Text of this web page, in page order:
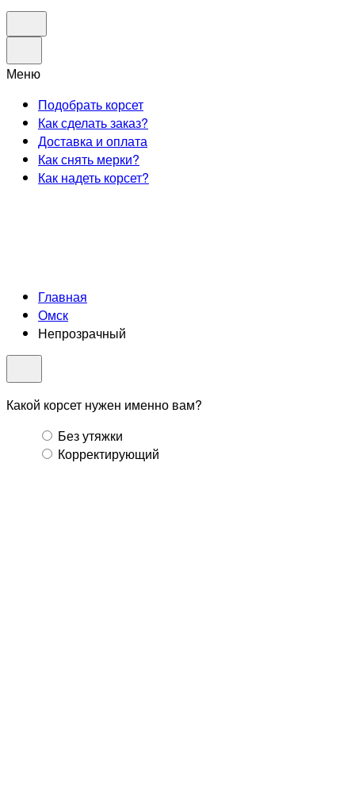
Меню
Подобрать корсет
Как сделать заказ?
Доставка и оплата
Как снять мерки?
Как надеть корсет?
Главная
Омск
Непрозрачный
Какой корсет нужен именно вам?
Без утяжки
Корректирующий